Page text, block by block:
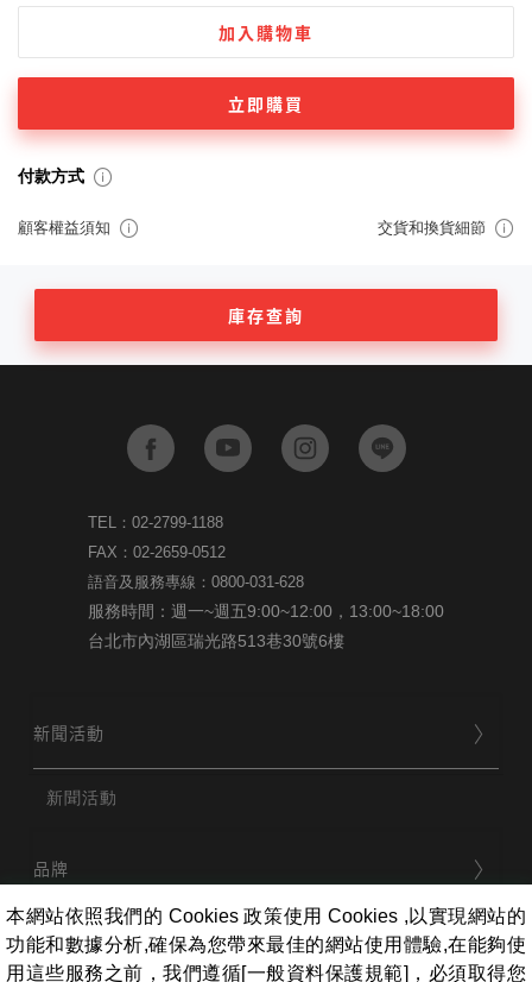
付款方式
加入購物車
立即購買
顧客權益須知 交貨和換貨細節
庫存查詢
TEL：02-2799-1188
FAX：02-2659-0512
語音及服務專線：0800-031-628
服務時間：週一~週五9:00~12:00，13:00~18:00
台北市內湖區瑞光路513巷30號6樓
新聞活動
新聞活動
品牌
用戶服務
本網站依照我們的 Cookies 政策使用 Cookies ,以實現網站的
功能和數據分析,確保為您帶來最佳的網站使用體驗,在能夠使
用這些服務之前，我們遵循[一般資料保護規範]，必須取得您